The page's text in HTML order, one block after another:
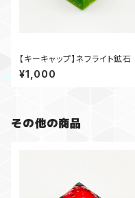
【キーキャップ】ネフライト鉱石
¥1,000
その他の商品